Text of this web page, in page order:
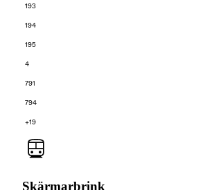
193
194
195
4
791
794
+19
Skärmarbrink